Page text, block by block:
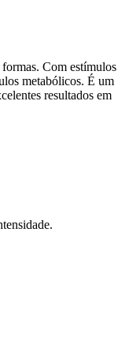
formas. Com estímulos
metabólicos. É um
resultados em